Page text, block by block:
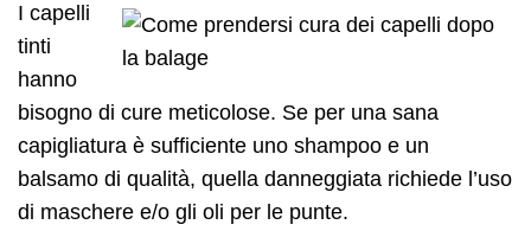
I capelli
tinti
hanno
bisogno di cure meticolose. Se per una sana
capigliatura è sufficiente uno shampoo e un
balsamo di qualità, quella danneggiata richiede l’uso
di maschere e/o gli oli per le punte.